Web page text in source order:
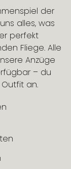
der
alles, was
perfekt
Fliege. Alle
Anzüge
– du
an.